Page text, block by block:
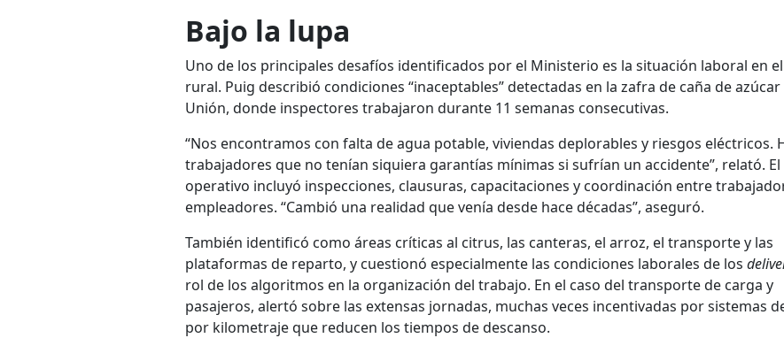
Bajo la lupa
Uno de los principales desafíos identificados por el Ministerio es la situación laboral en
rural. Puig describió condiciones “inaceptables” detectadas en la zafra de caña de azúcar
Unión, donde inspectores trabajaron durante 11 semanas consecutivas.
“Nos encontramos con falta de agua potable, viviendas deplorables y riesgos eléctricos.
trabajadores que no tenían siquiera garantías mínimas si sufrían un accidente”, relató. El
operativo incluyó inspecciones, clausuras, capacitaciones y coordinación entre
empleadores. “Cambió una realidad que venía desde hace décadas”, aseguró.
También identificó como áreas críticas al citrus, las canteras, el arroz, el transporte y las
plataformas de reparto, y cuestionó especialmente las condiciones laborales de los
rol de los algoritmos en la organización del trabajo. En el caso del transporte de carga y
pasajeros, alertó sobre las extensas jornadas, muchas veces incentivadas por sistemas
por kilometraje que reducen los tiempos de descanso.